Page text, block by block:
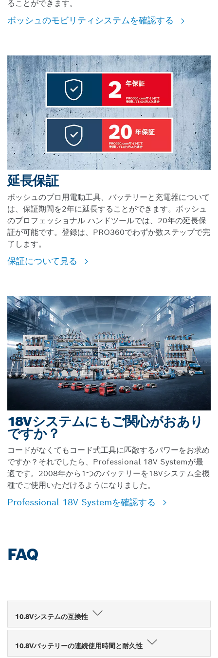
ることができます。
ボッシュのモビリティシステムを確認する
延長保証
ボッシュのプロ用電動工具、バッテリーと充電器について
は、保証期間を2年に延長することができます。ボッシュ
のプロフェッショナル ハンドツールでは、20年の延長保
証が可能です。登録は、PRO360でわずか数ステップで完
了します。
保証について見る
18Vシステムにもご関心がおあり
ですか？
コードがなくてもコード式工具に匹敵するパワーをお求め
ですか？それでしたら、Professional 18V Systemが最
適です。2008年から1つのバッテリーを18Vシステム全機
種でご使用いただけるようになりました。
Professional 18V Systemを確認する
FAQ
10.8Vシステムの互換性
10.8Vバッテリーの連続使用時間と耐久性